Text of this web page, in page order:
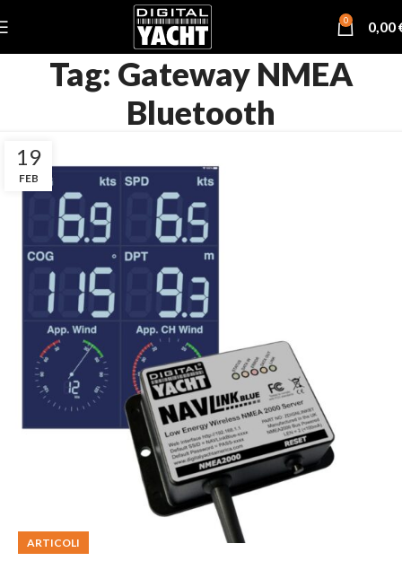
0 0,00
Tag: Gateway NMEA
Bluetooth
19
FEB
ARTICOLI